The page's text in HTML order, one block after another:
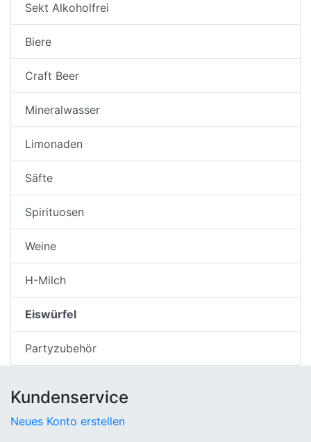
Sekt Alkoholfrei
Biere
Craft Beer
Mineralwasser
Limonaden
Säfte
Spirituosen
Weine
H-Milch
Eiswürfel
Partyzubehör
Kundenservice
Neues Konto erstellen